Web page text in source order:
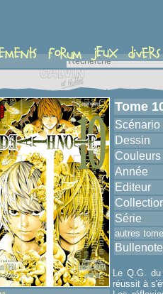
Tome
Scénario
Dessin
Couleurs
Année
Editeur
Série
autres
Bullenote
Le Q.G.
réussit à